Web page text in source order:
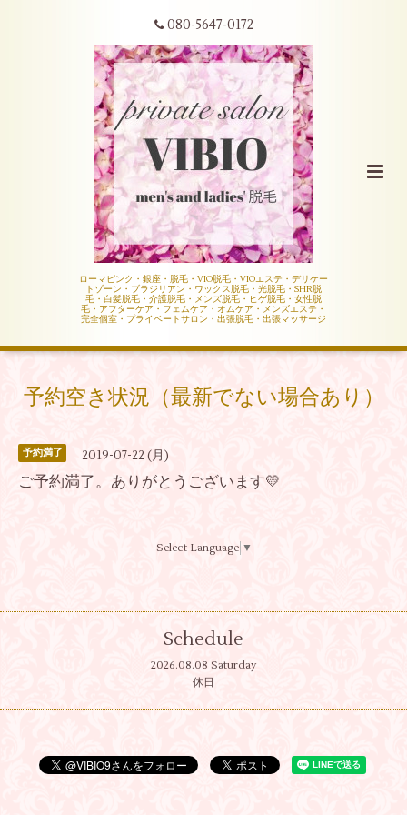
080-5647-0172
ローマピンク・銀座・脱毛・VIO脱毛・VIOエステ・デリケー
トゾーン・ブラジリアン・ワックス脱毛・光脱毛・SHR脱
毛・白髪脱毛・介護脱毛・メンズ脱毛・ヒゲ脱毛・女性脱
毛・アフターケア・フェムケア・オムケア・メンズエステ・
完全個室・プライベートサロン・出張脱毛・出張マッサージ
予約空き状況（最新でない場合あり）
予約満了 2019-07-22 (月)
ご予約満了。ありがとうございます💛
Select Language ▼
Schedule
2026.08.08 Saturday
休日